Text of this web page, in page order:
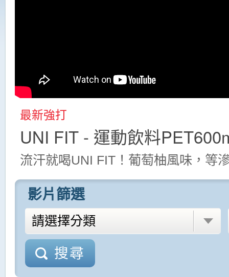
最新強打
UNI FIT - 運動飲料
流汗就喝UNI FIT！葡萄柚風味，等
影片篩選
搜尋